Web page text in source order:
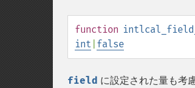
function
int false
field に設定された量も考